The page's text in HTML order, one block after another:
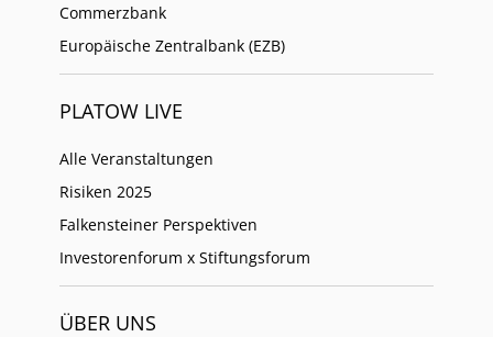
Commerzbank
Europäische Zentralbank (EZB)
PLATOW LIVE
Alle Veranstaltungen
Risiken 2025
Falkensteiner Perspektiven
Investorenforum x Stiftungsforum
ÜBER UNS